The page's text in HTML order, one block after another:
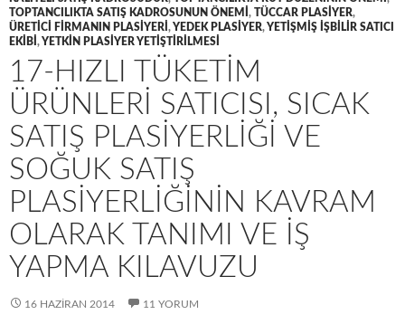
TOPTANCILIKTA SATIŞ KADROSUNUN ÖNEMI , TÜCCAR PLASIYER,
ÜRETICI FIRMANIN PLASIYERI ,YEDEK PLASIYER,YETIŞMIŞ IŞBILIR SATICI
EKIBI ,YETKIN PLASIYER YETIŞTIRILMESI
17-HIZLI TÜKETIM
ÜRÜNLERI SATICISI, SICAK
SATIŞ PLASIYERLIĞI VE
SOĞUK SATIŞ
PLASIYERLIĞININ KAVRAM
OLARAK TANIMI VE IŞ
YAPMA KILAVUZU
16 HAZIRAN 2014 11 YORUM